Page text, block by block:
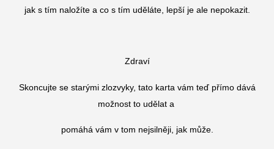
jak s tím naložíte a co s tím uděláte, lepší je ale nepokazit.
Zdraví
Skoncujte se starými zlozvyky, tato karta vám teď přímo dává
možnost to udělat a
pomáhá vám v tom nejsilněji, jak může.